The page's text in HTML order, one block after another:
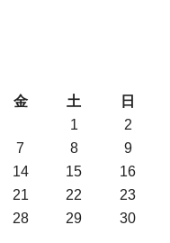
金 土
日
1
2
7 8
9
14 15
16
21 22
23
28 29
30